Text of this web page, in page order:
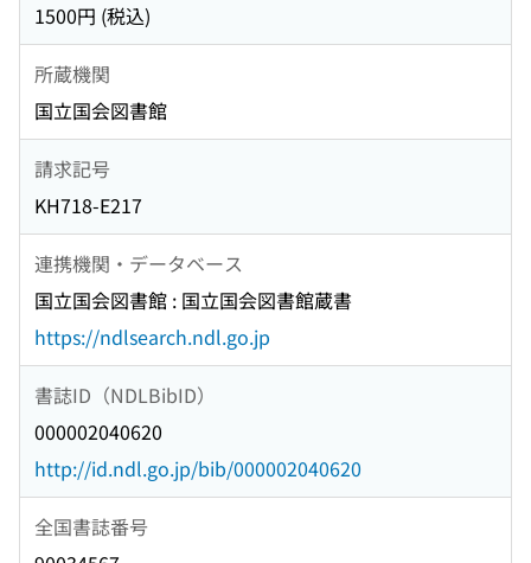
1500円 (税込)
所蔵機関
国立国会図書館
請求記号
KH718-E217
連携機関・データベース
国立国会図書館 : 国立国会図書館蔵書
https://ndlsearch.ndl.go.jp
書誌ID（NDLBibID）
000002040620
http://id.ndl.go.jp/bib/000002040620
全国書誌番号